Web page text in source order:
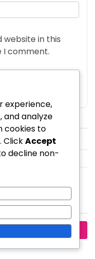
website in this
I comment.
experience,
and analyze
cookies to
. ClickAccept
decline non-